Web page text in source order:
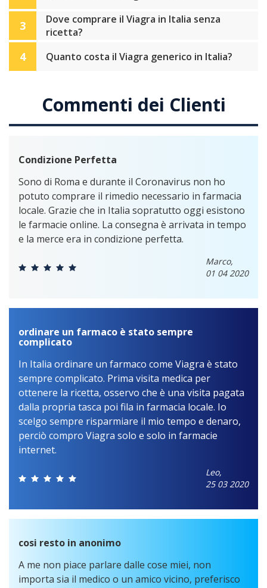
3
Dove comprare il Viagra in Italia senza
ricetta?
4 Quanto costa il Viagra generico in Italia?
Commenti dei Clienti
Condizione Perfetta
Sono di Roma e durante il Coronavirus non ho
potuto comprare il rimedio necessario in farmacia
locale. Grazie che in Italia sopratutto oggi esistono
le farmacie online. La consegna è arrivata in tempo
e la merce era in condizione perfetta.
Marco,
01 04 2020
ordinare un farmaco è stato sempre
complicato
In Italia ordinare un farmaco come Viagra è stato
sempre complicato. Prima visita medica per
ottenere la ricetta, osservo che è una visita pagata
dalla propria tasca poi fila in farmacia locale. Io
scelgo sempre risparmiare il mio tempo e denaro,
perciò compro Viagra solo e solo in farmacie
internet.
Leo,
25 03 2020
cosi resto in anonimo
A me non piace parlare dalle cose miei, non
importa sia il medico o un amico vicino, preferisco